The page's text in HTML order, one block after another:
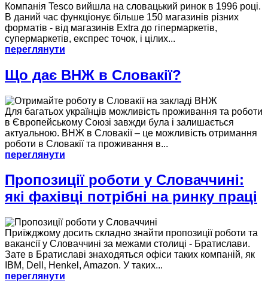
Компанія Tesco вийшла на словацький ринок в 1996 році.
В даний час функціонує більше 150 магазинів різних
форматів - від магазинів Extra до гіпермаркетів,
супермаркетів, експрес точок, і цілих...
переглянути
Що дає ВНЖ в Словакії?
Для багатьох українців можливість проживання та роботи
в Європейському Союзі завжди була і залишається
актуальною. ВНЖ в Словакії – це можливість отримання
роботи в Словакії та проживання в...
переглянути
Пропозиції роботи у Словаччині:
які фахівці потрібні на ринку праці
Приїжджому досить складно знайти пропозиції роботи та
вакансії у Словаччині за межами столиці - Братислави.
Зате в Братиславі знаходяться офіси таких компаній, як
IBM, Dell, Henkel, Amazon. У таких...
переглянути